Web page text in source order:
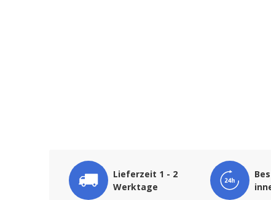
Lieferzeit 1 - 2
Werktage